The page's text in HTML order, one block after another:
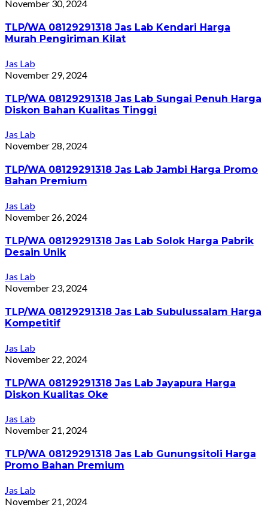
November 30, 2024
TLP/WA 08129291318 Jas Lab Kendari Harga
Murah Pengiriman Kilat
Jas Lab
November 29, 2024
TLP/WA 08129291318 Jas Lab Sungai Penuh Harga
Diskon Bahan Kualitas Tinggi
Jas Lab
November 28, 2024
TLP/WA 08129291318 Jas Lab Jambi Harga Promo
Bahan Premium
Jas Lab
November 26, 2024
TLP/WA 08129291318 Jas Lab Solok Harga Pabrik
Desain Unik
Jas Lab
November 23, 2024
TLP/WA 08129291318 Jas Lab Subulussalam Harga
Kompetitif
Jas Lab
November 22, 2024
TLP/WA 08129291318 Jas Lab Jayapura Harga
Diskon Kualitas Oke
Jas Lab
November 21, 2024
TLP/WA 08129291318 Jas Lab Gunungsitoli Harga
Promo Bahan Premium
Jas Lab
November 21, 2024